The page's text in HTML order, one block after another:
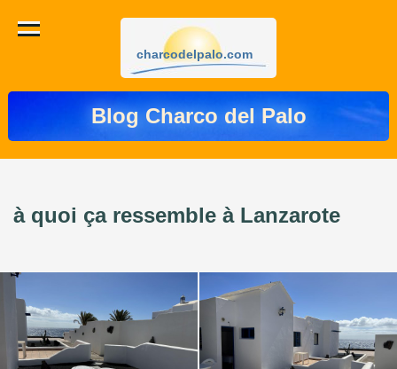
charcodelpalo.com
Blog Charco del Palo
à quoi ça ressemble à Lanzarote